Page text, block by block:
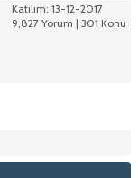
Katılım: 13-12-2017
9,827 Yorum | 301 Konu